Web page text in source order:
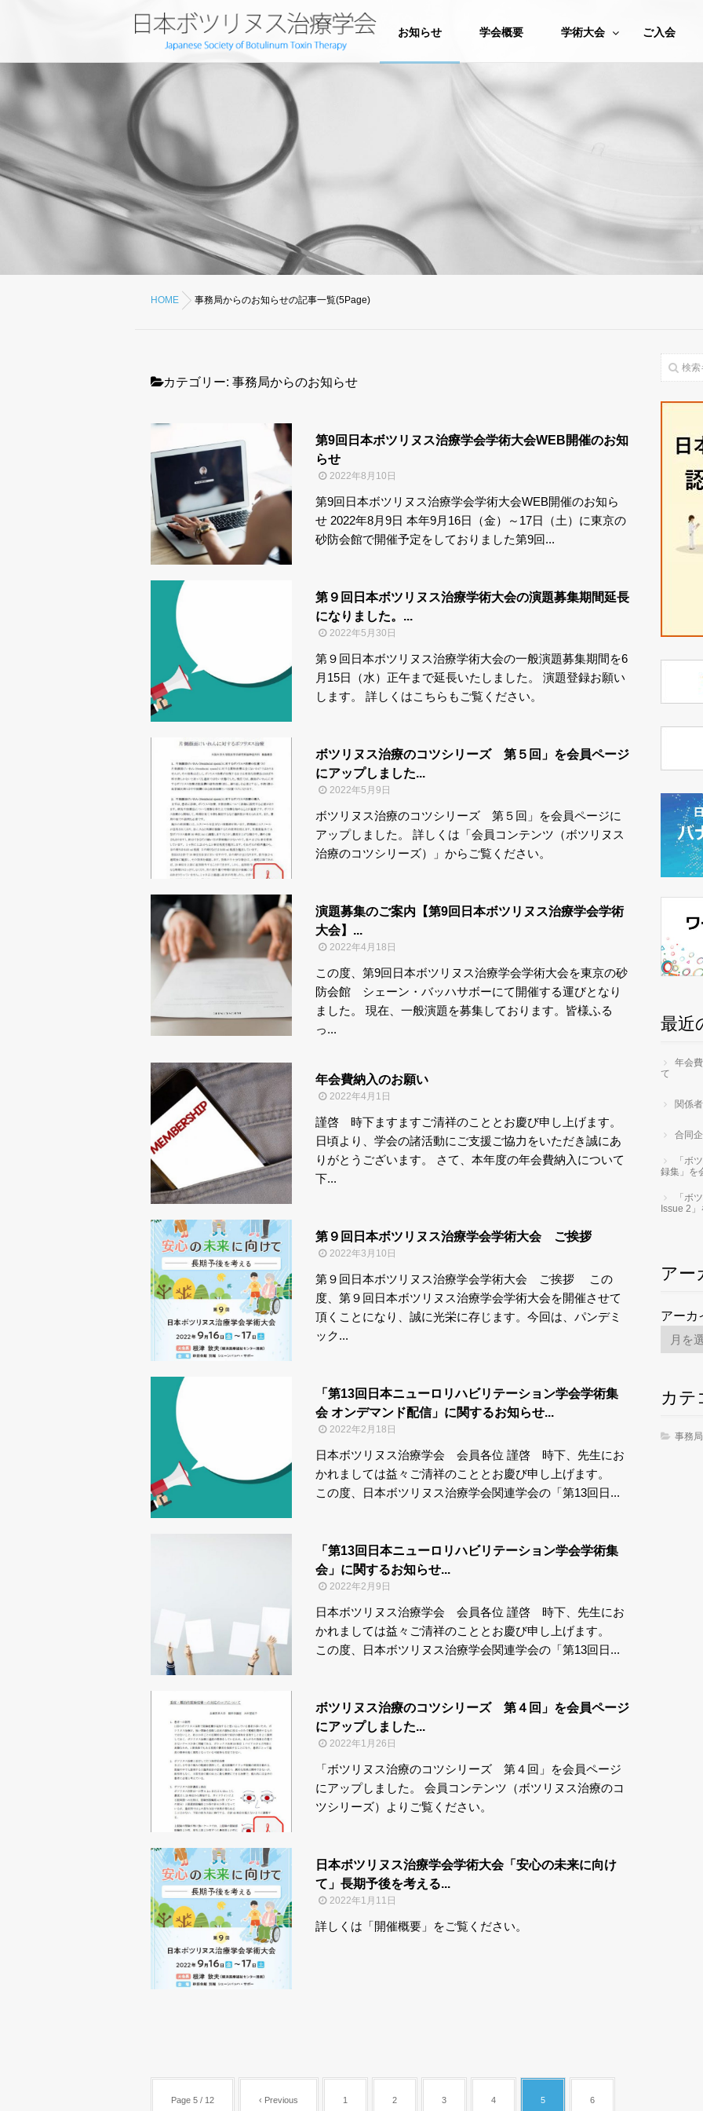
お知らせ 学会概要 学術大会 ご入会
HOME 事務局からのお知らせの記事一覧(5Page)
カテゴリー: 事務局からのお知らせ
第9回日本ボツリヌス治療学会学術大会WEB開催のお知
らせ
2022年8月10日
第9回日本ボツリヌス治療学会学術大会WEB開催のお知ら
せ 2022年8月9日 本年9月16日（金）～17日（土）に東京の
砂防会館で開催予定をしておりました第9回...
第９回日本ボツリヌス治療学術大会の演題募集期間延長
になりました。...
2022年5月30日
第９回日本ボツリヌス治療学術大会の一般演題募集期間を6
月15日（水）正午まで延長いたしました。 演題登録お願い
します。 詳しくはこちらもご覧ください。
ボツリヌス治療のコツシリーズ 第５回」を会員ページ
にアップしました...
2022年5月9日
ボツリヌス治療のコツシリーズ 第５回」を会員ページに
アップしました。 詳しくは「会員コンテンツ（ボツリヌス
治療のコツシリーズ）」からご覧ください。
演題募集のご案内【第9回日本ボツリヌス治療学会学術
大会】...
2022年4月18日
この度、第9回日本ボツリヌス治療学会学術大会を東京の砂
防会館 シェーン・バッハサボーにて開催する運びとなり
ました。 現在、一般演題を募集しております。皆様ふる
っ...
年会費納入のお願い
2022年4月1日
謹啓 時下ますますご清祥のこととお慶び申し上げます。
日頃より、学会の諸活動にご支援ご協力をいただき誠にあ
りがとうございます。 さて、本年度の年会費納入について
下...
第９回日本ボツリヌス治療学会学術大会 ご挨拶
2022年3月10日
第９回日本ボツリヌス治療学会学術大会 ご挨拶 この
度、第９回日本ボツリヌス治療学会学術大会を開催させて
頂くことになり、誠に光栄に存じます。今回は、パンデミ
ック...
「第13回日本ニューロリハビリテーション学会学術集
会 オンデマンド配信」に関するお知らせ...
2022年2月18日
日本ボツリヌス治療学会 会員各位 謹啓 時下、先生にお
かれましては益々ご清祥のこととお慶び申し上げます。
この度、日本ボツリヌス治療学会関連学会の「第13回日...
「第13回日本ニューロリハビリテーション学会学術集
会」に関するお知らせ...
2022年2月9日
日本ボツリヌス治療学会 会員各位 謹啓 時下、先生にお
かれましては益々ご清祥のこととお慶び申し上げます。
この度、日本ボツリヌス治療学会関連学会の「第13回日...
ボツリヌス治療のコツシリーズ 第４回」を会員ページ
にアップしました...
2022年1月26日
「ボツリヌス治療のコツシリーズ 第４回」を会員ページ
にアップしました。 会員コンテンツ（ボツリヌス治療のコ
ツシリーズ）よりご覧ください。
日本ボツリヌス治療学会学術大会「安心の未来に向け
て」長期予後を考える...
2022年1月11日
詳しくは「開催概要」をご覧ください。
Page 5 / 12 ‹ Previous 1 2 3 4 5 6
最近
年会
て
関係
合同
「ボ
録集」を
「ボ
Issue 2
アー
アーカ
カテ
事務